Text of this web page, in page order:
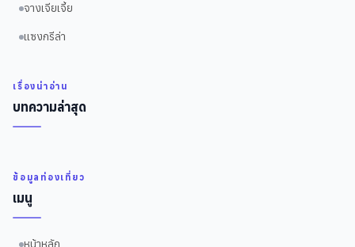
จางเจียเจี้ย
แซงกรีล่า
เรื่องน่าอ่าน
บทความล่าสุด
ข้อมูลท่องเที่ยว
เมนู
หน้าหลัก